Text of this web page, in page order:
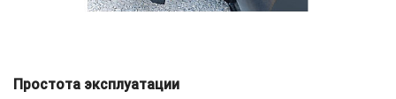
Простота эксплуатации